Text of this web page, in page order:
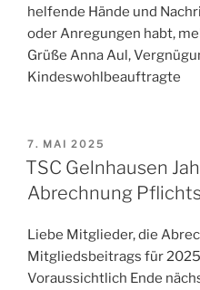
helfende Hände und
oder Anregungen habt,
Grüße Anna Aul,
Kindeswohlbeauftragte
VERÖFFENTLICHT
AM
7. MAI 2025
TSC Gelnhausen
Abrechnung
Liebe Mitglieder, die
Mitgliedsbeitrags für
Voraussichtlich Ende